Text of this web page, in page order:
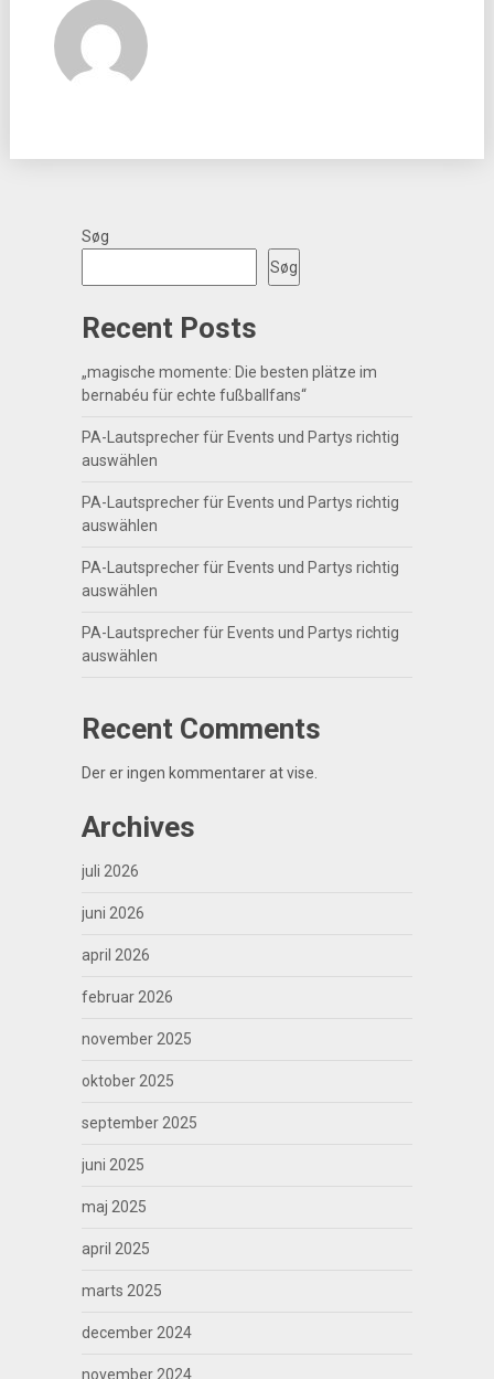
Søg
Søg
Recent Posts
„magische momente: Die besten plätze im
bernabéu für echte fußballfans“
PA-Lautsprecher für Events und Partys richtig
auswählen
PA-Lautsprecher für Events und Partys richtig
auswählen
PA-Lautsprecher für Events und Partys richtig
auswählen
PA-Lautsprecher für Events und Partys richtig
auswählen
Recent Comments
Der er ingen kommentarer at vise.
Archives
juli 2026
juni 2026
april 2026
februar 2026
november 2025
oktober 2025
september 2025
juni 2025
maj 2025
april 2025
marts 2025
december 2024
november 2024